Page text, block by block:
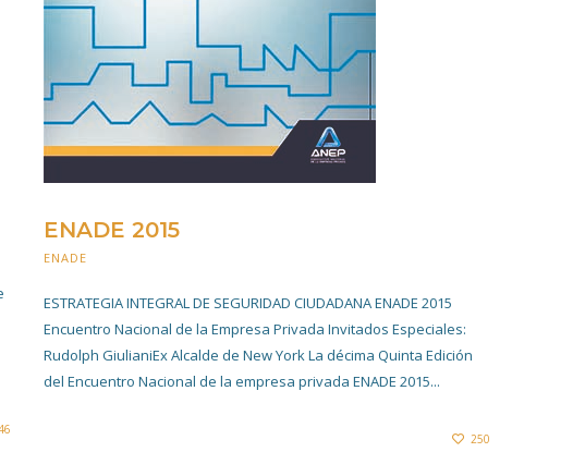
ENADE 2015
ENADE
ESTRATEGIA INTEGRAL DE SEGURIDAD CIUDADANA ENADE 2015
Encuentro Nacional de la Empresa Privada Invitados Especiales:
Rudolph GiulianiEx Alcalde de New York La décima Quinta Edición
del Encuentro Nacional de la empresa privada ENADE 2015...
250